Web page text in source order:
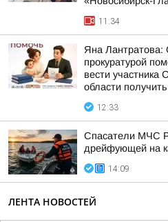
11:34
Яна Лантратова:
прокуратурой
вести участника
области
12:33
Спасатели МЧС
дрейфующей на
14:09
ЛЕНТА НОВОСТЕЙ